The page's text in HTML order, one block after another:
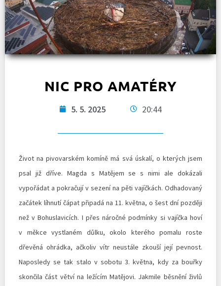
NIC PRO AMATÉRY
5. 5. 2025 20:44
Život na pivovarském komíně má svá úskalí, o kterých jsem
psal již dříve. Magda s Matějem se s nimi ale dokázali
vypořádat a pokračují v sezení na pěti vajíčkách. Odhadovaný
začátek líhnutí čápat připadá na 11. května, o šest dní později
než v Bohuslavicích. I přes náročné podmínky si vajíčka hoví
v měkce vystlaném důlku, okolo kterého pomalu roste
dřevěná ohrádka, ačkoliv vítr neustále zkouší její pevnost.
Naposledy se tak stalo v sobotu 3. května, kdy za bouřky
skončila část větví na ležícím Matějovi. Jakmile běsnění živlů